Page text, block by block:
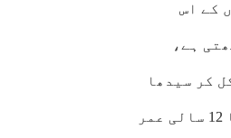
کے اس
ہے،
کر سیدھا
میرے کانوں میں لگ کر میرے دل کو بے چین کئے رکھتی ہیں۔ تقریبا 12 سالی عمر